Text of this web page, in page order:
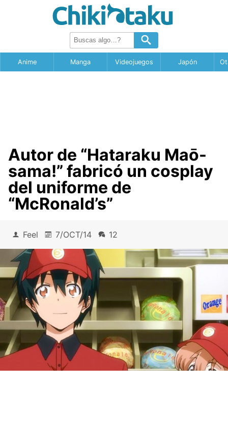
Anime Manga Videojuegos Japón
Autor de “Hataraku Maō-
sama!” fabricó un cosplay
del uniforme de
“McRonald’s”
Feel 7/OCT/14 12